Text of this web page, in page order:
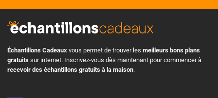
Échantillons Cadeaux vous permet de trouver les meilleurs bons plans
gratuits sur internet. Inscrivez-vous dès maintenant pour commencer à
recevoir des échantillons gratuits à la maison.